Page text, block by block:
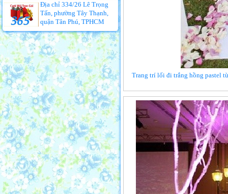
Địa chỉ 334/26 Lê Trọng
Tấn, phường Tây Thạnh,
quận Tân Phú, TPHCM
Trang trí lối đi trắng hồng pastel